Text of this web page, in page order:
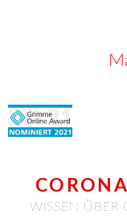
WISSEN ÜBER